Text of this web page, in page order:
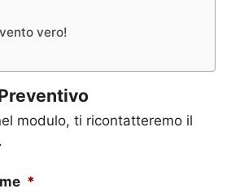
vero!
modulo, ti ricontatteremo il
*